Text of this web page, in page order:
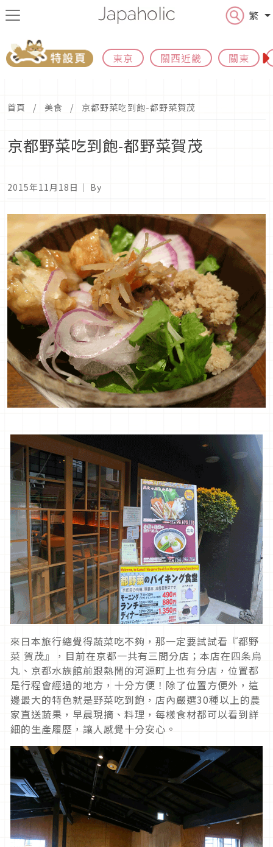
繁
東京 關西近畿 關東
首頁 美食 京都野菜吃到飽-都野菜賀茂
京都野菜吃到飽-都野菜賀茂
2015年11月18日 ｜ By
來日本旅行總覺得蔬菜吃不夠，那一定要試試看『都野
菜 賀茂』，目前在京都一共有三間分店；本店在四条烏
丸、京都水族館前跟熱鬧的河源町上也有分店，位置都
是行程會經過的地方，十分方便！除了位置方便外，這
邊最大的特色就是野菜吃到飽，店內嚴選30種以上的農
家直送蔬果，早晨現摘、料理，每樣食材都可以看到詳
細的生產履歷，讓人感覺十分安心。